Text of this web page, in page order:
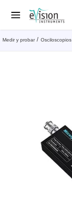
Medir y probar Osciloscopios